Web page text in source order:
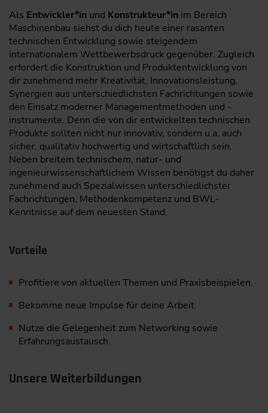
Als Entwickler*in und Konstrukteur*in im Bereich
Maschinenbau siehst du dich heute einer rasanten
technischen Entwicklung sowie steigendem
internationalem Wettbewerbsdruck gegenüber. Zugleich
erfordert die Konstruktion und Produktentwicklung von
dir zunehmend mehr Kreativität, Innovationsleistung,
Synergien aus unterschiedlichsten Fachrichtungen sowie
den Einsatz moderner Managementmethoden und -
instrumente. Denn die von dir entwickelten technischen
Produkte sollten nicht nur innovativ, sondern u.a. auch
sicher, qualitativ hochwertig und wirtschaftlich sein.
Neben breitem technischem, natur- und
ingenieurwissenschaftlichem Wissen benötigst du daher
zunehmend auch Spezialwissen unterschiedlichster
Fachrichtungen, Methodenkompetenz und BWL-
Kenntnisse auf dem neuesten Stand.
Vorteile
Profitiere von aktuellen Themen und Praxisbeispielen.
Bekomme neue Impulse für deine Arbeit.
Nutze die Gelegenheit zum Networking sowie
Erfahrungsaustausch.
Unsere Weiterbildungen